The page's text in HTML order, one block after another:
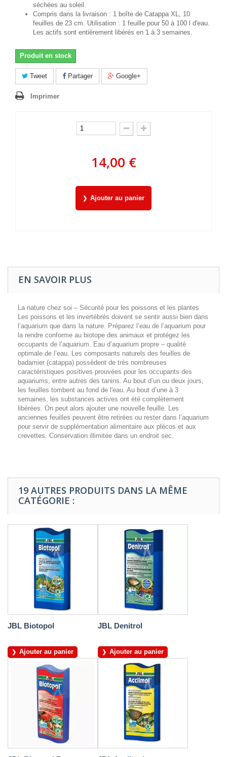
séchées au soleil.
Compris dans la livraison : 1 boîte de Catappa XL, 10
feuilles de 23 cm. Utilisation : 1 feuille pour 50 à 100 l d'eau.
Les actifs sont entièrement libérés en 1 à 3 semaines.
Produit en stock
Tweet Partager Google+
Imprimer
14,00 €
Ajouter au panier
EN SAVOIR PLUS
La nature chez soi – Sécurité pour les poissons et les plantes
Les poissons et les invertébrés doivent se sentir aussi bien dans
l’aquarium que dans la nature. Préparez l’eau de l’aquarium pour
la rendre conforme au biotope des animaux et protégez les
occupants de l’aquarium. Eau d’aquarium propre – qualité
optimale de l’eau. Les composants naturels des feuilles de
badamier (catappa) possèdent de très nombreuses
caractéristiques positives prouvées pour les occupants des
aquariums, entre autres des tanins. Au bout d’un ou deux jours,
les feuilles tombent au fond de l'eau. Au bout d’une à 3
semaines, les substances actives ont été complètement
libérées. On peut alors ajouter une nouvelle feuille. Les
anciennes feuilles peuvent être retirées ou rester dans l’aquarium
pour servir de supplémentation alimentaire aux plécos et aux
crevettes. Conservation illimitée dans un endroit sec.
19 AUTRES PRODUITS DANS LA MÊME
CATÉGORIE :
JBL Biotopol
Ajouter au panier
JBL Denitrol
Ajouter au panier